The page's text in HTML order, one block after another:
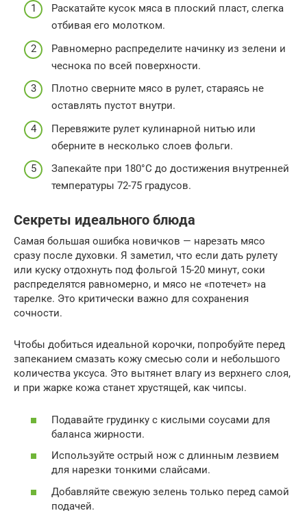
Раскатайте кусок мяса в плоский пласт, слегка
отбивая его молотком.
Равномерно распределите начинку из зелени и
чеснока по всей поверхности.
Плотно сверните мясо в рулет, стараясь не
оставлять пустот внутри.
Перевяжите рулет кулинарной нитью или
оберните в несколько слоев фольги.
Запекайте при 180°C до достижения внутренней
температуры 72-75 градусов.
Секреты идеального блюда
Самая большая ошибка новичков — нарезать мясо
сразу после духовки. Я заметил, что если дать рулету
или куску отдохнуть под фольгой 15-20 минут, соки
распределятся равномерно, и мясо не «потечет» на
тарелке. Это критически важно для сохранения
сочности.
Чтобы добиться идеальной корочки, попробуйте перед
запеканием смазать кожу смесью соли и небольшого
количества уксуса. Это вытянет влагу из верхнего слоя,
и при жарке кожа станет хрустящей, как чипсы.
Подавайте грудинку с кислыми соусами для
баланса жирности.
Используйте острый нож с длинным лезвием
для нарезки тонкими слайсами.
Добавляйте свежую зелень только перед самой
подачей.